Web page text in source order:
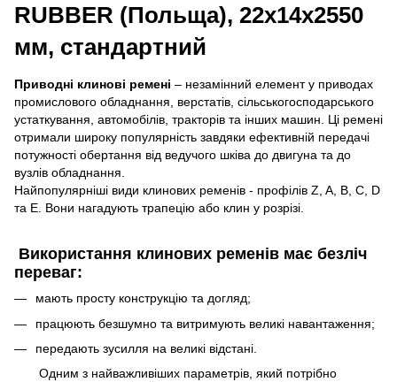
RUBBER (Польща), 22х14х2550
мм, стандартний
Приводні клинові ремені – незамінний елемент у приводах
промислового обладнання, верстатів, сільськогосподарського
устаткування, автомобілів, тракторів та інших машин. Ці ремені
отримали широку популярність завдяки ефективній передачі
потужності обертання від ведучого шківа до двигуна та до
вузлів обладнання.
Найпопулярніші види клинових ременів - профілів Z, A, B, C, D
та E. Вони нагадують трапецію або клин у розрізі.
Використання клинових ременів має безліч
переваг:
мають просту конструкцію та догляд;
працюють безшумно та витримують великі навантаження;
передають зусилля на великі відстані.
Одним з найважливіших параметрів, який потрібно